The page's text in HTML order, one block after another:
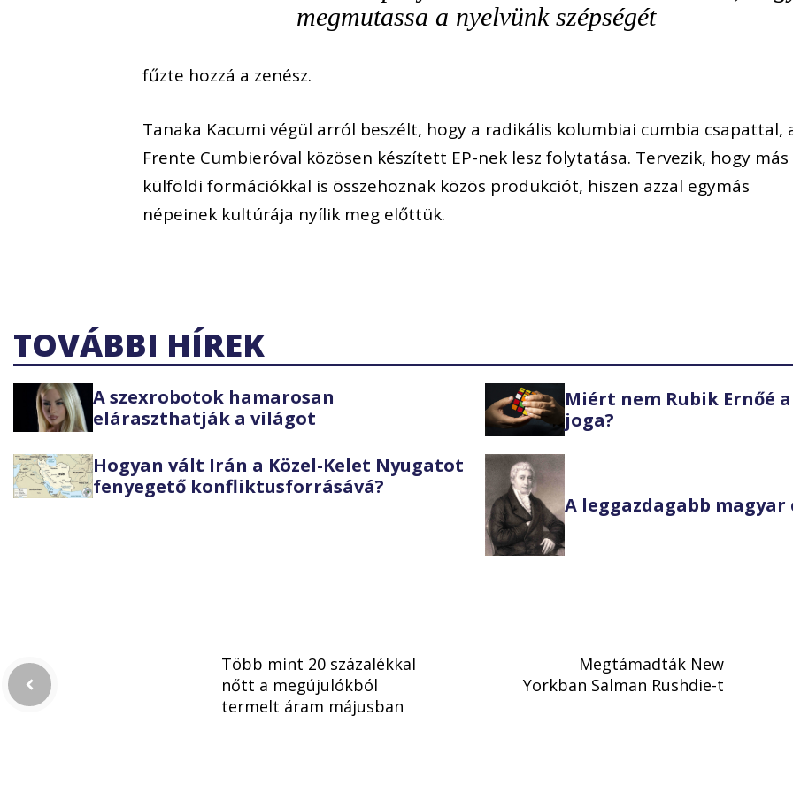
megmutassa a nyelvünk szépségét
fűzte hozzá a zenész.
Tanaka Kacumi végül arról beszélt, hogy a radikális kolumbiai cumbia csapattal,
Frente Cumbieróval közösen készített EP-nek lesz folytatása. Tervezik, hogy más
külföldi formációkkal is összehoznak közös produkciót, hiszen azzal egymás
népeinek kultúrája nyílik meg előttük.
TOVÁBBI HÍREK
A szexrobotok hamarosan
eláraszthatják a világot
Miért nem Rubik Ernőé
joga?
Hogyan vált Irán a Közel-Kelet Nyugatot
fenyegető konfliktusforrásává?
A leggazdagabb magyar
Több mint 20 százalékkal
nőtt a megújulókból
termelt áram májusban
Megtámadták New
Yorkban Salman Rushdie-t